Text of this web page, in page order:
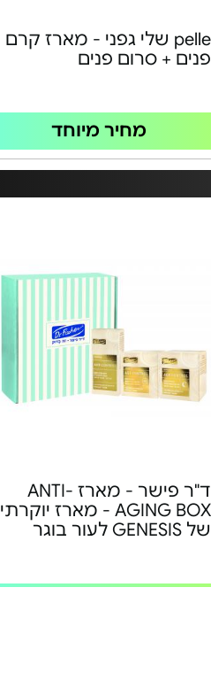
pelle שלי גפני - מארז קרם
פנים + סרום פנים
מחיר מיוחד
ד"ר פישר - מארז ANTI-
AGING BOX - מארז יוקרתי
של GENESIS לעור בוגר